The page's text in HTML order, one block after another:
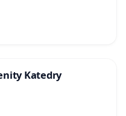
Katedry